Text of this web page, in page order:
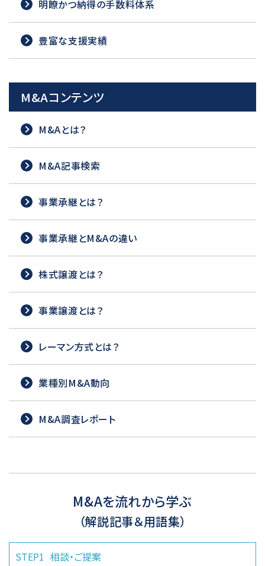
明瞭かつ納得の手数料体系
豊富な支援実績
M&Aコンテンツ
M&Aとは？
M&A記事検索
事業承継とは？
事業承継とM&Aの違い
株式譲渡とは？
事業譲渡とは？
レーマン方式とは？
業種別M&A動向
M&A調査レポート
M&Aを流れから学ぶ
（解説記事＆用語集）
STEP1 相談・ご提案